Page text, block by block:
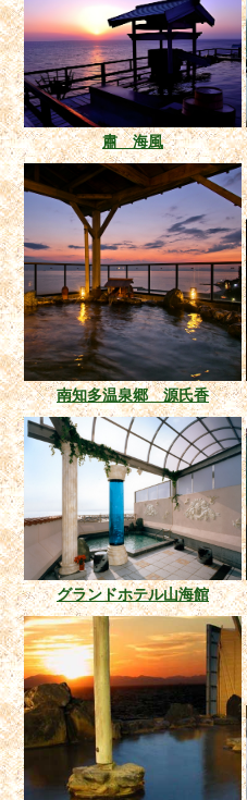
肅 海風
南知多温泉郷 源氏香
グランドホテル山海館